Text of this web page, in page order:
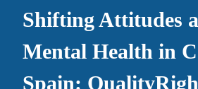
Shifting Attitudes
Mental Health in
Spain: